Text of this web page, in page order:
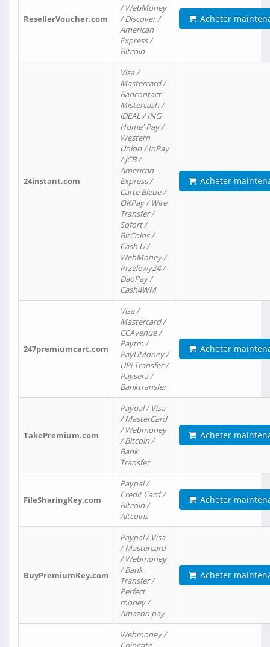
ResellerVoucher.com
/ WebMoney
/ Discover /
American
Express /
Bitcoin
Acheter
24instant.com
Visa /
Mastercard /
Bancontact
Mistercash /
iDEAL / ING
Home' Pay /
Western
Union / InPay
/ JCB /
American
Express /
Carte Bleue /
OKPay / Wire
Transfer /
Sofort /
BitCoins /
Cash U /
WebMoney /
Przelewy24 /
DaoPay /
Cash4WM
Acheter
247premiumcart.com
Visa /
Mastercard /
CCAvenue /
Paytm /
PayUMoney /
UPi Transfer /
Paysera /
Banktransfer
Acheter
TakePremium.com
Paypal / Visa
/ MasterCard
/ Webmoney
/ Bitcoin /
Bank
Transfer
Acheter
FileSharingKey.com
Paypal /
Credit Card /
Bitcoin /
Altcoins
Acheter
BuyPremiumKey.com
Paypal / Visa
/ Mastercard
/ Webmoney
/ Bank
Transfer /
Perfect
money /
Amazon pay
Acheter
Webmoney /